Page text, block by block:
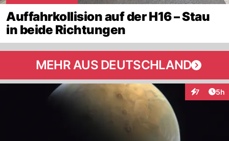
Auffahrkollision auf der H16 – Stau
in beide Richtungen
MEHR AUS DEUTSCHLAND
7 5h